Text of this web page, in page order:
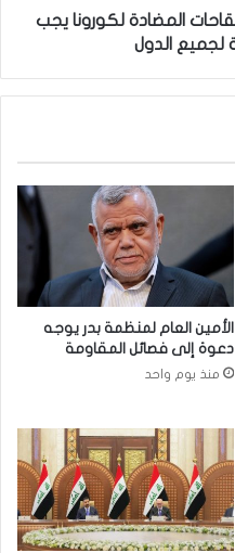
المضادة لكورونا يجب
لجميع الدول
الأمين العام لمنظمة بدر يوجه
دعوة إلى فصائل المقاومة
منذ يوم واحد